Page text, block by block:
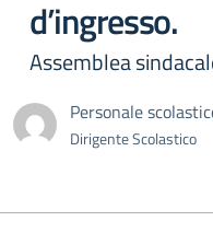
d’ingresso.
Assemblea
Personale
Dirigente Scolastico